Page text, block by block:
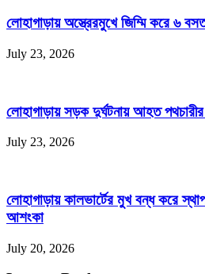
লোহাগাড়ায় অস্ত্রেরমুখে জিম্মি করে ৬
July 23, 2026
লোহাগাড়ায় সড়ক দুর্ঘটনায় আহত
July 23, 2026
লোহাগাড়ায় কালভার্টের মুখ বন্ধ করে
আশংকা
July 20, 2026